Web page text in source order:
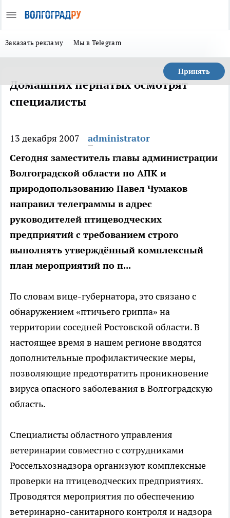
Заказать рекламу Мы в Telegram
Принять
Домашних пернатых осмотрят
специалисты
13 декабря 2007
administrator
Сегодня заместитель главы администрации
Волгоградской области по АПК и
природопользованию Павел Чумаков
направил телеграммы в адрес
руководителей птицеводческих
предприятий с требованием строго
выполнять утверждённый комплексный
план мероприятий по п...
По словам вице-губернатора, это связано с
обнаружением «птичьего гриппа» на
территории соседней Ростовской области. В
настоящее время в нашем регионе вводятся
дополнительные профилактические меры,
позволяющие предотвратить проникновение
вируса опасного заболевания в Волгоградскую
область.
Специалисты областного управления
ветеринарии совместно с сотрудниками
Россельхознадзора организуют комплексные
проверки на птицеводческих предприятиях.
Проводятся мероприятия по обеспечению
ветеринарно-санитарного контроля и надзора